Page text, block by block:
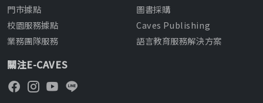
門市據點
校園服務據點
業務團隊服務
圖書採購
Caves Publishing
語言教育服務解決方案
關注E-CAVES